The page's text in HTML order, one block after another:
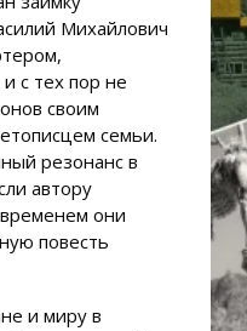
Михайлович
с тех пор не
своим
семьи.
резонанс в
автору
они
повесть
и миру в